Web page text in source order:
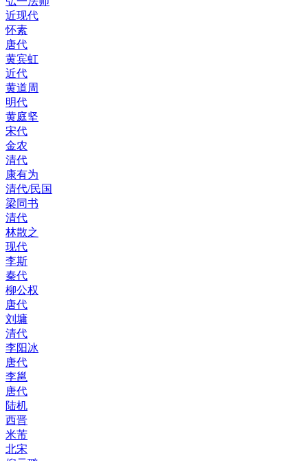
近现代
怀素
唐代
黄宾虹
近代
黄道周
明代
黄庭坚
宋代
金农
清代
康有为
清代/民国
梁同书
清代
林散之
现代
李斯
秦代
柳公权
唐代
刘墉
清代
李阳冰
唐代
李邕
唐代
陆机
西晋
米芾
北宋